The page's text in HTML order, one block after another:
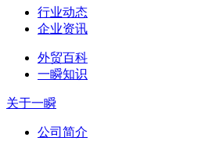
行业动态
企业资讯
外贸百科
一瞬知识
关于一瞬
公司简介